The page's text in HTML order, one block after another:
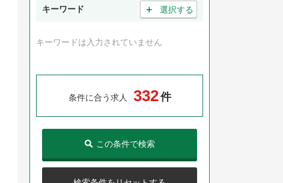
キーワード ＋ 選択する
キーワードは入力されていません
条件に合う求人 332件
この条件で検索